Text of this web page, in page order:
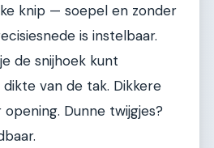
knip — soepel en zonder
is instelbaar.
de snijhoek kunt
van de tak. Dikkere
Dunne twijgjes?